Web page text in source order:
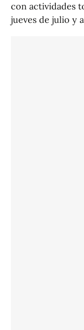
con actividades
jueves de julio y